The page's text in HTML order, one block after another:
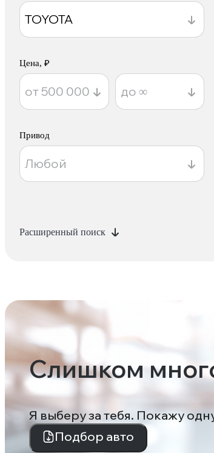
Цена, ₽
Привод
Расширенный поиск
Слишком
Я выберу за тебя. Покажу
Подбор авто